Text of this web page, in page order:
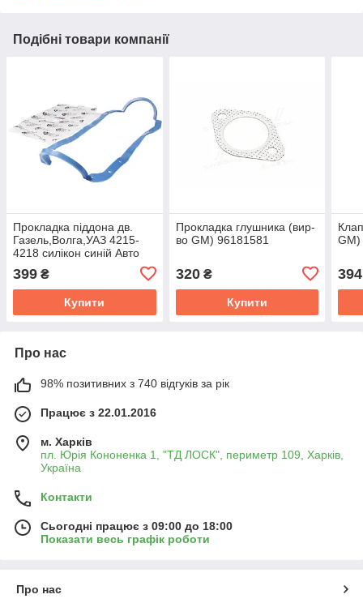
Подібні товари компанії
Прокладка піддона дв.
Газель,Волга,УАЗ 4215-
4218 силікон синій Авто
399 ₴
Купити
Прокладка глушника (вир-
во GM) 96181581
320₴
Купити
394
Про нас
98% позитивних з 740 відгуків за рік
Працює з 22.01.2016
м. Харків
пл. Юрія Кононенка 1, "ТД ЛОСК", периметр 109, Харків,
Україна
Контакти
Сьогодні працює з 09:00 до 18:00
Показати весь графік роботи
Про нас